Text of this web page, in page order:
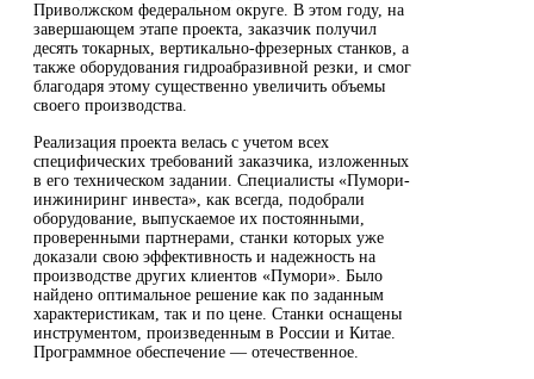
Приволжском федеральном округе. В этом году, на
завершающем этапе проекта, заказчик получил
десять токарных, вертикально-фрезерных станков, а
также оборудования гидроабразивной резки, и смог
благодаря этому существенно увеличить объемы
своего производства.
Реализация проекта велась с учетом всех
специфических требований заказчика, изложенных
в его техническом задании. Специалисты «Пумори-
инжиниринг инвеста», как всегда, подобрали
оборудование, выпускаемое их постоянными,
проверенными партнерами, станки которых уже
доказали свою эффективность и надежность на
производстве других клиентов «Пумори». Было
найдено оптимальное решение как по заданным
характеристикам, так и по цене. Станки оснащены
инструментом, произведенным в России и Китае.
Программное обеспечение — отечественное.